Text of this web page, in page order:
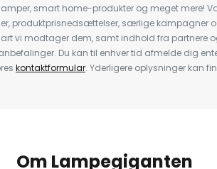
smart home-produkter og meget mere!
produktprisnedsættelser, særlige kampagner
vi modtager dem, samt indhold fra partnere
Du kan til enhver tid afmelde dig
kontaktformular. Yderligere oplysninger kan
Om Lampegiganten